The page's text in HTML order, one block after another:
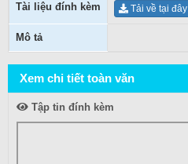
Tài liệu đính kèm Tải về tại đây
Mô tả
Xem chi tiết toàn văn
Tập tin đính kèm